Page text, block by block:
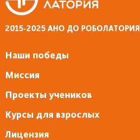
2015-2025 АНО ДО РОБОЛАТОРИЯ
Наши победы
Миссия
Проекты учеников
Курсы для взрослых
Лицензия